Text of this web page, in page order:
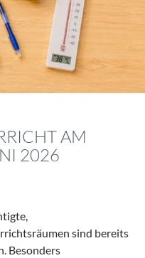
AM
2026
sind bereits
Besonders